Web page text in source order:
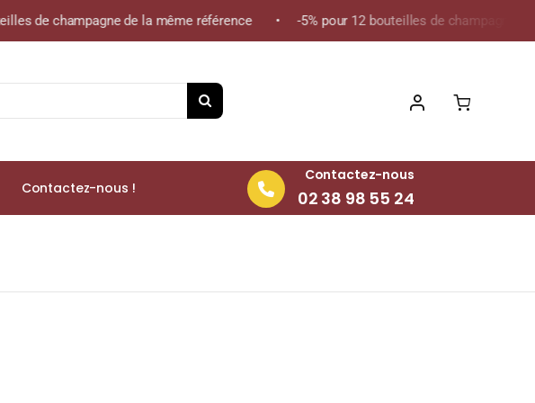
de la même référence • -5% pour 12 bouteilles de champagne de la
Contactez-nous !
Contactez-nous
02 38 98 55 24